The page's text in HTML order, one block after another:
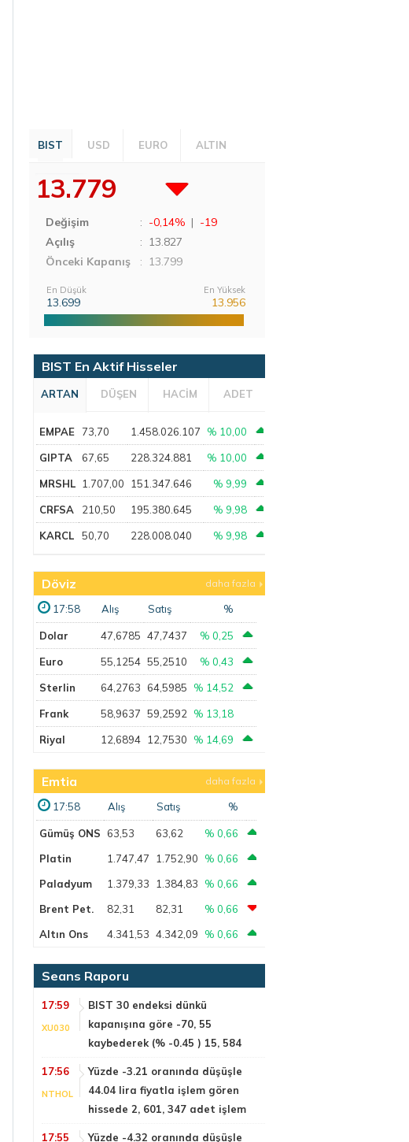
BIST USD EURO ALTIN
13.779
Değişim : -0,14% | -19
Açılış
: 13.827
Önceki Kapanış
: 13.799
En Düşük
13.699
En Yüksek
13.956
BIST En Aktif Hisseler
ARTAN DÜŞEN HACİM ADET
EMPAE 73,70 1.458.026.107 % 10,00
GIPTA 67,65 228.324.881 % 10,00
MRSHL 1.707,00 151.347.646 % 9,99
CRFSA 210,50 195.380.645 % 9,98
KARCL 50,70 228.008.040 % 9,98
Döviz daha fazla
17:58 Alış Satış %
Dolar 47,6785 47,7437 % 0,25
Euro 55,1254 55,2510 % 0,43
Sterlin 64,2763 64,5985 % 14,52
Frank 58,9637 59,2592 % 13,18
Riyal 12,6894 12,7530 % 14,69
Emtia daha fazla
17:58 Alış Satış %
Gümüş ONS 63,53 63,62
% 0,66
Platin
1.747,47 1.752,90
% 0,66
Paladyum
1.379,33 1.384,83
% 0,66
Brent Pet.
82,31 82,31
% 0,66
Altın Ons
4.341,53 4.342,09 % 0,66
Seans Raporu
17:59
XU030
BIST 30 endeksi dünkü
kapanışına göre -70, 55
kaybederek (% -0.45 ) 15, 584
17:56
NTHOL
Yüzde -3.21 oranında düşüşle
44.04 lira fiyatla işlem gören
hissede 2, 601, 347 adet işlem
17:55
Yüzde -4.32 oranında düşüşle